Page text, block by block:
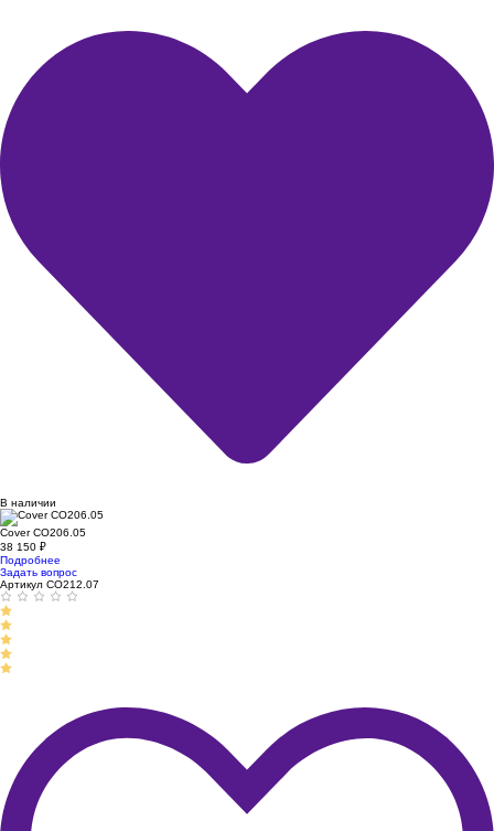
В наличии
Cover CO206.05
38 150 ₽
Подробнее
Задать вопрос
Артикул CO212.07